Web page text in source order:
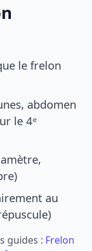
le frelon
abdomen
le 4ᵉ
au
guides : Frelon